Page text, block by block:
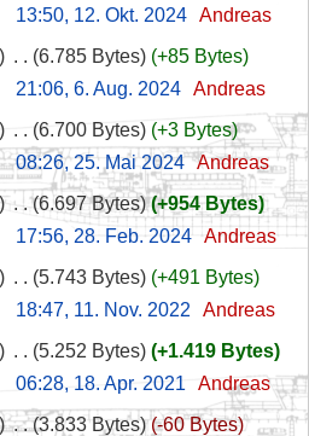
13:50, 12. Okt. 2024‎ Andreas
6.785 Bytes
+85 Bytes
21:06, 6. Aug. 2024‎ Andreas
6.700 Bytes
+3 Bytes
08:26, 25. Mai 2024‎ Andreas
‎ 6.697 Bytes
+954 Bytes
17:56, 28. Feb. 2024‎ Andreas
5.743 Bytes
+491 Bytes
18:47, 11. Nov. 2022
Andreas
5.252 Bytes
+1.419 Bytes
06:28, 18. Apr. 2021
Andreas
‎ 3.833 Bytes
-60 Bytes